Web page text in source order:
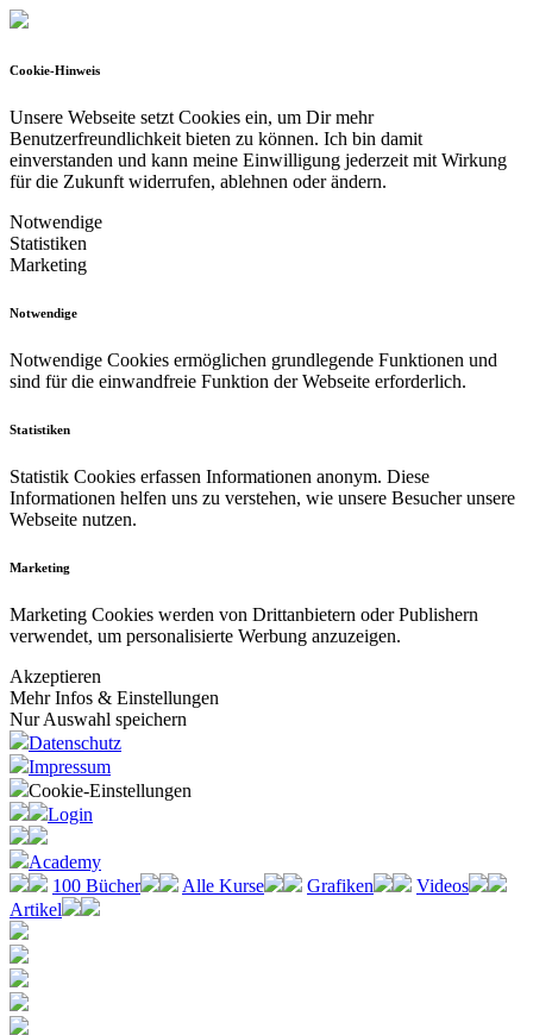
Cookie-Hinweis
Unsere Webseite setzt Cookies ein, um Dir mehr
Benutzerfreundlichkeit bieten zu können. Ich bin damit
einverstanden und kann meine Einwilligung jederzeit mit Wirkung
für die Zukunft widerrufen, ablehnen oder ändern.
Notwendige
Statistiken
Marketing
Notwendige
Notwendige Cookies ermöglichen grundlegende Funktionen und
sind für die einwandfreie Funktion der Webseite erforderlich.
Statistiken
Statistik Cookies erfassen Informationen anonym. Diese
Informationen helfen uns zu verstehen, wie unsere Besucher unsere
Webseite nutzen.
Marketing
Marketing Cookies werden von Drittanbietern oder Publishern
verwendet, um personalisierte Werbung anzuzeigen.
Akzeptieren
Mehr Infos & Einstellungen
Nur Auswahl speichern
Datenschutz
Impressum
Cookie-Einstellungen
Login
Academy
100 Bücher
Alle Kurse Grafiken
Videos
Artikel